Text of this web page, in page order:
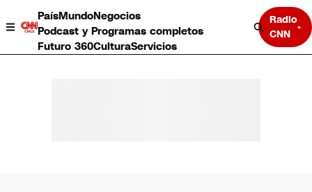
PaísMundoNegocios
Podcast y Programas completos
Futuro 360CulturaServicios
Radio
CNN